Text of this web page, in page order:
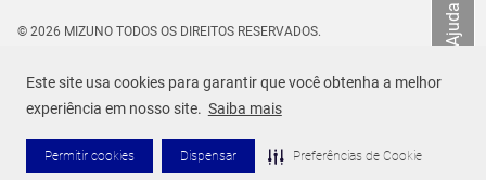
Este site usa cookies para garantir que você obtenha a melhor
experiência em nosso site. Saiba mais
Permitir cookies Dispensar Preferências de Cookie
Ajuda
© 2026 MIZUNO TODOS OS DIREITOS RESERVADOS.
Estrada Municipal Luiz Lopes Neto, n.º 21 – Tenentes – CEP. 37.640-000 –
Extrema/MG